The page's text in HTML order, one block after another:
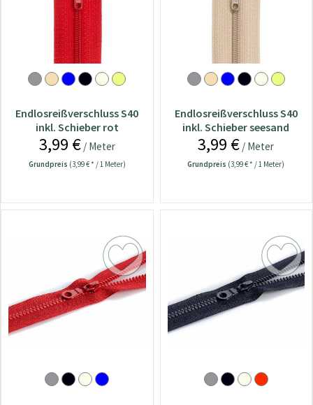
Endlosreißverschluss S40
inkl. Schieber rot
3,99 €/ Meter
Grundpreis (3,99 € * / 1 Meter)
Endlosreißverschluss S40
inkl. Schieber seesand
3,99 € / Meter
Grundpreis (3,99 € * / 1 Meter)